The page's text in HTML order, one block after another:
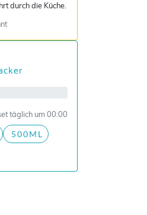
durch die Küche.
täglich um 00:00
500ML